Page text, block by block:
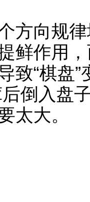
方向规
鲜作用
致“棋盘”
倒入盘
太大。